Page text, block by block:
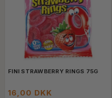
FINI STRAWBERRY RINGS 75G
16,00 DKK